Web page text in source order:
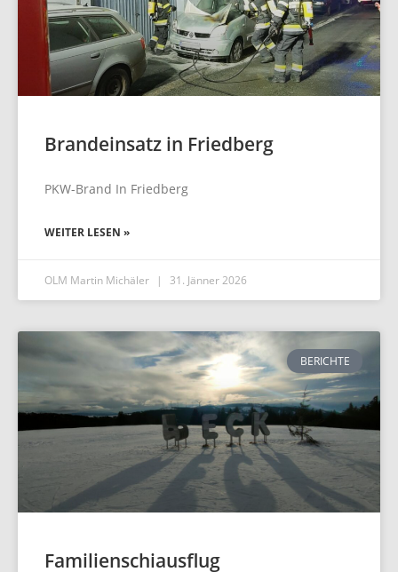
Brandeinsatz in Friedberg
PKW-Brand In Friedberg
WEITER LESEN »
OLM Martin Michäler 31. Jänner 2026
BERICHTE
Familienschiausflug